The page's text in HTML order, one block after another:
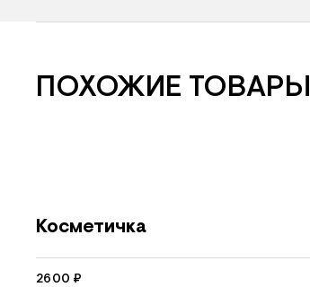
ПОХОЖИЕ ТОВАРЫ
Косметичка
2600 ₽